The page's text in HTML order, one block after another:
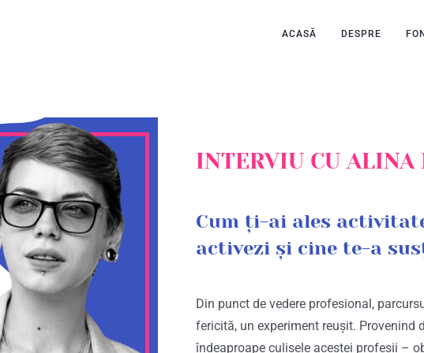
ACASĂ DESPRE
INTERVIU CU ALINA
Cum ți-ai ales
activezi și cine te-a
Din punct de vedere profesional,
fericită, un experiment reușit.
îndeaproape culisele acestei profesii –